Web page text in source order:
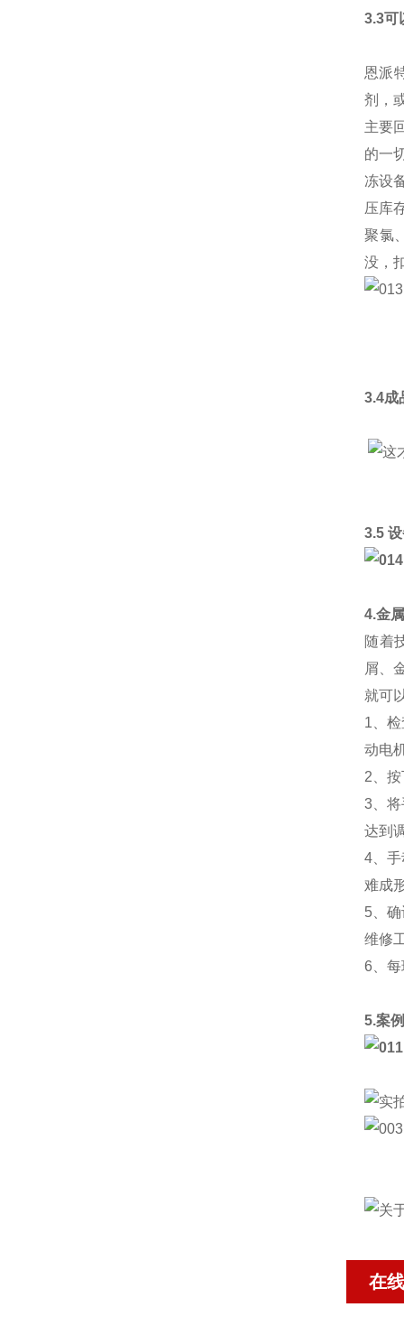
3.3可
恩派
剂，
主要
的一
冻设
压库
聚氯
没，
3.4成
3.5
4.金
随着
屑、
就可
1、
动电
2、
3、
达到
4、
难成
5、
维修
6、
5.案
在